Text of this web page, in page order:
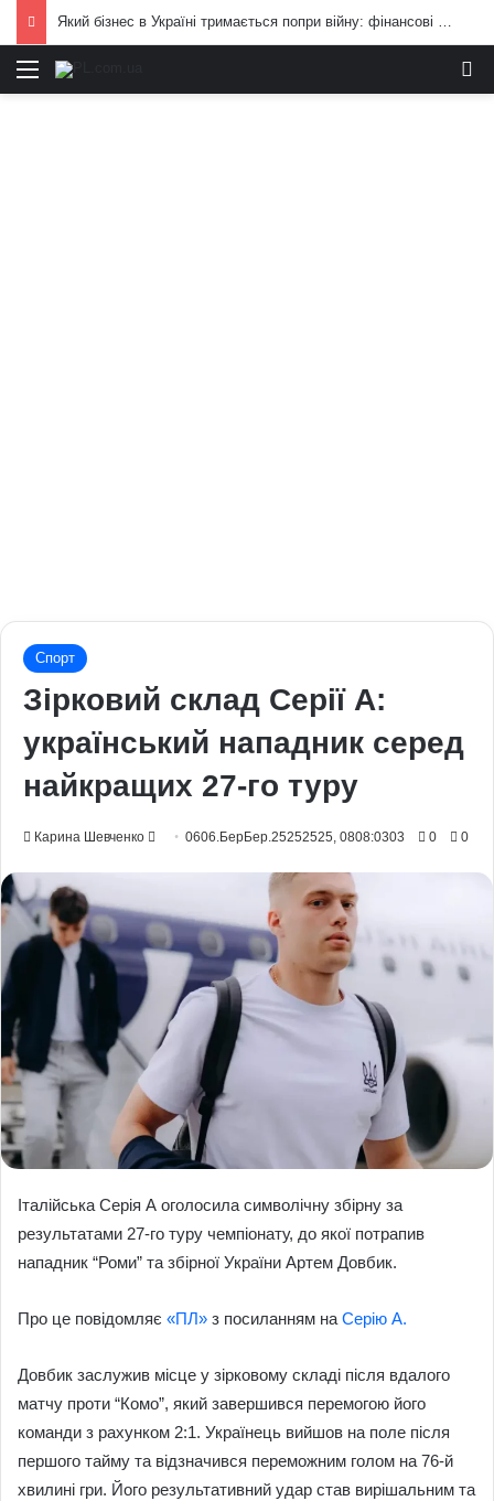
Який бізнес в Україні тримається попри війну: фінансові можливості для охочих
Меню
Спорт
Зірковий склад Серії А:
український нападник серед
найкращих 27-го туру
Карина Шевченко
Send0606.БерБер.25252525, 0808:0303 0 0
Італійська Серія А оголосила символічну збірну за
результатами 27-го туру чемпіонату, до якої потрапив
нападник “Роми” та збірної України Артем Довбик.
Про це повідомляє «ПЛ» з посиланням на Серію А.
Довбик заслужив місце у зірковому складі після вдалого
матчу проти “Комо”, який завершився перемогою його
команди з рахунком 2:1. Українець вийшов на поле після
першого тайму та відзначився переможним голом на 76-й
хвилині гри. Його результативний удар став вирішальним та